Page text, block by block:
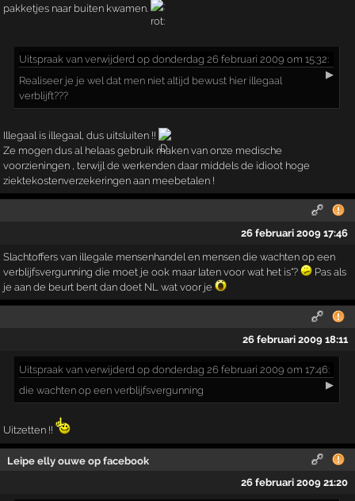
pakketjes naar buiten kwamen.
Uitspraak van verwijderd op donderdag 26 februari 2009 om 15:32:
▶
Realiseer je je wel dat men niet altijd bewust hier illegaal
verblijft???
Illegaal is illegaal, dus uitsluiten !!
Ze mogen dus al helaas gebruik maken van onze medische
voorzieningen , terwijl de werkenden daar middels de idioot hoge
ziektekostenverzekeringen aan meebetalen !
26 februari 2009 17:46
Slachtoffers van illegale mensenhandel en mensen die wachten op een
verblijfsvergunning die moet je ook maar laten voor wat het is"?
Pas als
je aan de beurt bent dan doet NL wat voor je
26 februari 2009 18:11
Uitspraak van verwijderd op donderdag 26 februari 2009 om 17:46:
▶
die wachten op een verblijfsvergunning
Uitzetten !!
Leipe elly ouwe op facebook
26 februari 2009 21:20